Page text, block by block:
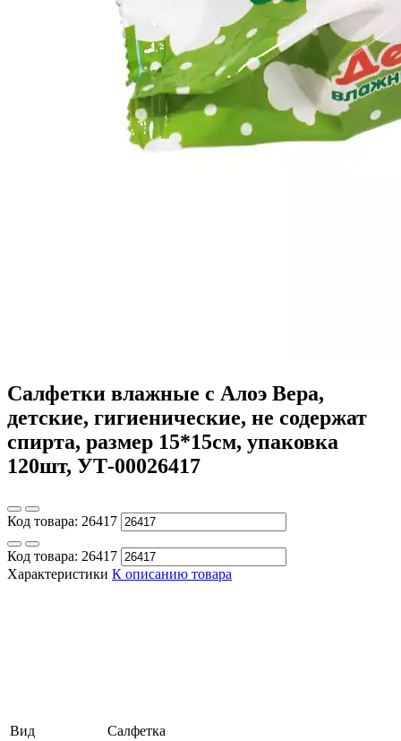
Салфетки влажные с Алоэ Вера,
детские, гигиенические, не содержат
спирта, размер 15*15см, упаковка
120шт, УТ-00026417
Код товара: 26417
Код товара: 26417
Характеристики К описанию товара
Вид
Салфетка